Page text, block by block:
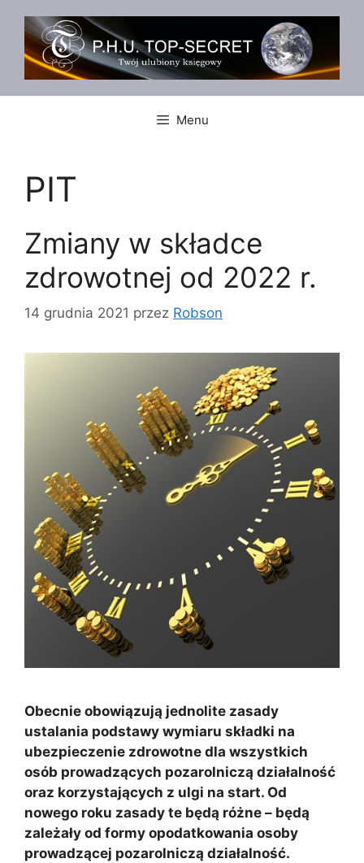
treści
Menu
PIT
Zmiany w składce
zdrowotnej od 2022 r.
14 grudnia 2021 przez Robson
Obecnie obowiązują jednolite zasady
ustalania podstawy wymiaru składki na
ubezpieczenie zdrowotne dla wszystkich
osób prowadzących pozarolniczą działalność
oraz korzystających z ulgi na start. Od
nowego roku zasady te będą różne – będą
zależały od formy opodatkowania osoby
prowadzącej pozarolniczą działalność.